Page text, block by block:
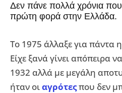
Δεν πάνε πολλά χρόνια που
πρώτη φορά στην Ελλάδα.
Το 1975 άλλαξε για
Είχε ξανά γίνει απόπειρα
1932 αλλά με μεγάλη
ήταν οιαγρότεςπου δεν